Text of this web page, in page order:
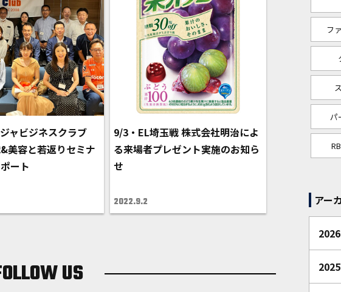
ャビジネスクラブ
&美容と若返りセミナ
ート
9/3・EL埼玉戦 株式会社明治によ
る来場者プレゼント実施のお知ら
せ
2022.9.2
US
フ
パ
アー
2026
2025